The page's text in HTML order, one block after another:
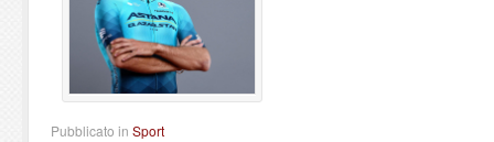
Pubblicato in Sport